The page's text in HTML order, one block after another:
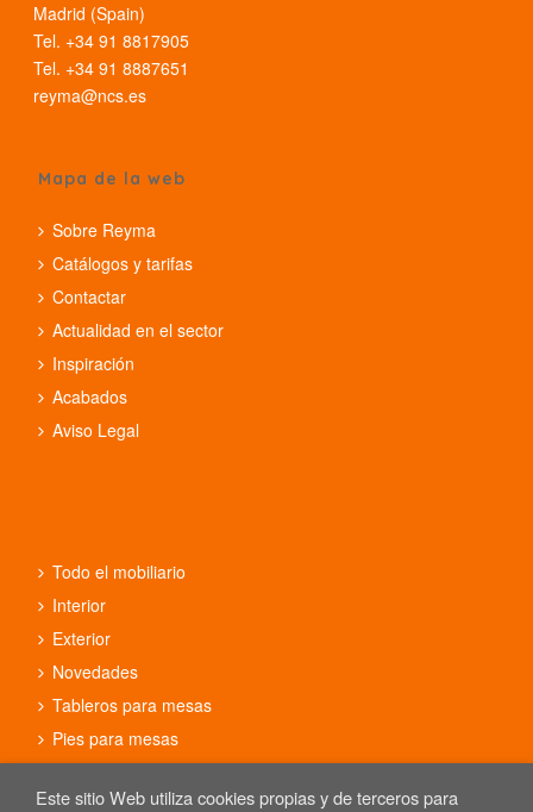
Madrid (Spain)
Tel. +34 91 8817905
Tel. +34 91 8887651
reyma@ncs.es
Mapa de la web
Sobre Reyma
Catálogos y tarifas
Contactar
Actualidad en el sector
Inspiración
Acabados
Aviso Legal
Todo el mobiliario
Interior
Exterior
Novedades
Tableros para mesas
Pies para mesas
Este sitio Web utiliza cookies propias y de terceros para